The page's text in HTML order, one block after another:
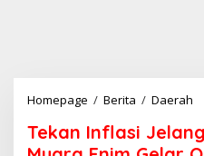
Homepage / Berita / Daerah
k
a
Tekan Inflasi